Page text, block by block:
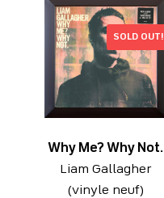
SOLD OUT!
Why Me? Why Not.
Liam Gallagher
(vinyle neuf)